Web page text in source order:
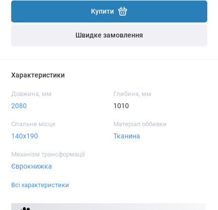
Купити
Швидке замовлення
Характеристики
Довжина, мм
2080
Глибина, мм
1010
Спальне місце
140x190
Матеріал оббивки
Тканина
Механізм трансформації
Єврокнижка
Всі характеристики